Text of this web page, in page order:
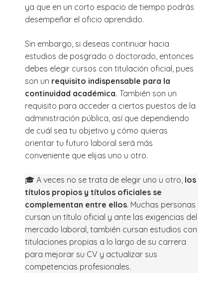
ya que en un corto espacio de tiempo podrás
desempeñar el oficio aprendido.
Sin embargo, si deseas continuar hacia
estudios de posgrado o doctorado, entonces
debes elegir cursos con titulación oficial, pues
son un requisito indispensable para la
continuidad académica. También son un
requisito para acceder a ciertos puestos de la
administración pública, así que dependiendo
de cuál sea tu objetivo y cómo quieras
orientar tu futuro laboral será más
conveniente que elijas uno u otro.
🎓 A veces no se trata de elegir uno u otro, los
títulos propios y títulos oficiales se
complementan entre ellos. Muchas personas
cursan un título oficial y ante las exigencias del
mercado laboral, también cursan estudios con
titulaciones propias a lo largo de su carrera
para mejorar su CV y actualizar sus
competencias profesionales.